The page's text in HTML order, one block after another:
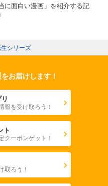
に面白い漫画」を紹介する記
シリーズ
をお届けします！
報を受け取ろう！
ト
クーポンゲット！
取ろう！